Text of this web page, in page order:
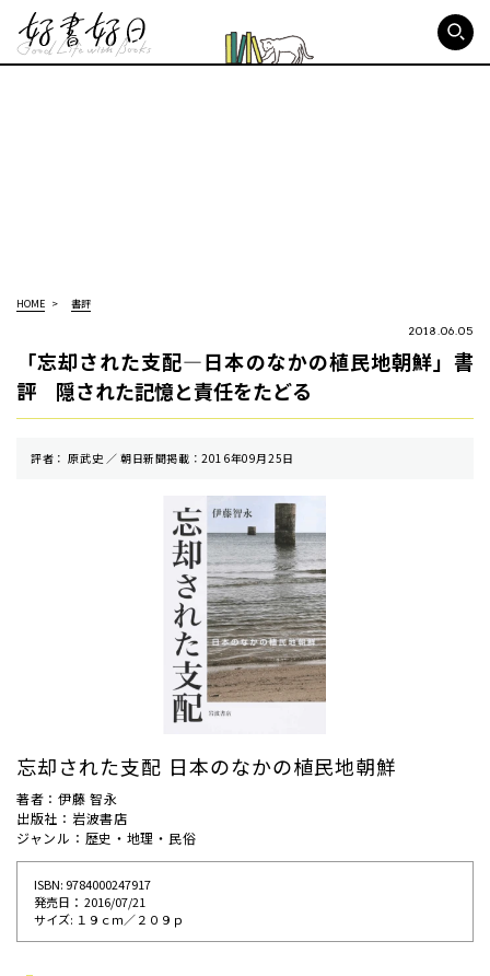
HOME 書評
2018.06.05
「忘却された支配―日本のなかの植民地朝鮮」書
評 隠された記憶と責任をたどる
評者： 原武史 ／ 朝⽇新聞掲載：2016年09月25日
忘却された支配 日本のなかの植民地朝鮮
著者：伊藤 智永
出版社：岩波書店
ジャンル：歴史・地理・民俗
ISBN: 9784000247917
発売⽇： 2016/07/21
サイズ: １９ｃｍ／２０９ｐ